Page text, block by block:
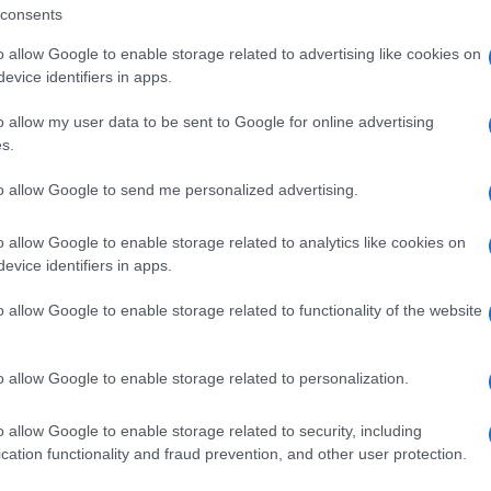
allow Google to enable storage related to advertising like cookies on
identifiers in apps.
allow my user data to be sent to Google for online advertising
allow Google to send me personalized advertising.
allow Google to enable storage related to analytics like cookies on
identifiers in apps.
allow Google to enable storage related to functionality of the website
allow Google to enable storage related to personalization.
allow Google to enable storage related to security, including
functionality and fraud prevention, and other user protection.
Costa Smeralda.
sotto un nuovo marchio internazionale,
leader mondiale del lussoLVMH (Moët
e safari regalando esperienze di
indimenticabili in alcune delle
di alto livello e di giovani
sviluppare una brillante carriera nel
l’integrità e l’onestà che la caratterizza.